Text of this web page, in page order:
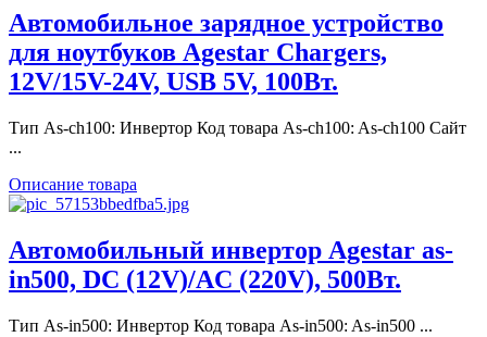
Автомобильное зарядное устройство
для ноутбуков Agestar Chargers,
12V/15V-24V, USB 5V, 100Вт.
Тип As-ch100: Инвертор Код товара As-ch100: As-ch100 Сайт
...
Описание товара
Автомобильный инвертор Agestar as-
in500, DC (12V)/AC (220V), 500Вт.
Тип As-in500: Инвертор Код товара As-in500: As-in500 ...